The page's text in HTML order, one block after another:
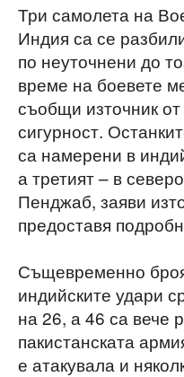
Три самолета на
Индия са се
по неуточнени до
време на боевете
съобщи източник
сигурност.
са намерени в
а третият – в
Пенджаб, заяви
предоставя
Същевременно
индийските удари
на 26, а 46 са вече
пакистанската
е атакувала и